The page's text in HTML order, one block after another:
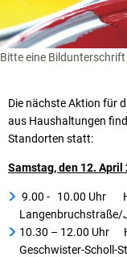
Bitte eine
Die nächste Aktion für
aus Haushaltungen
Standorten statt:
Samstag, den 12. April
9.00 - 10.00 Uhr
Langenbruchstraße/
10.30 – 12.00 Uhr
Geschwister-Scholl-